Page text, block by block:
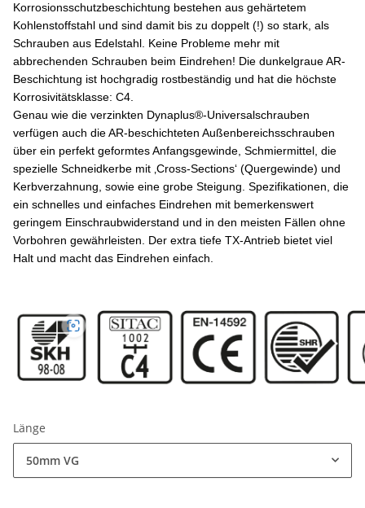
Korrosionsschutzbeschichtung bestehen aus gehärtetem
Kohlenstoffstahl und sind damit bis zu doppelt (!) so stark, als
Schrauben aus Edelstahl. Keine Probleme mehr mit
abbrechenden Schrauben beim Eindrehen! Die dunkelgraue AR-
Beschichtung ist hochgradig rostbeständig und hat die höchste
Korrosivitätsklasse: C4.
Genau wie die verzinkten Dynaplus®-Universalschrauben
verfügen auch die AR-beschichteten Außenbereichsschrauben
über ein perfekt geformtes Anfangsgewinde, Schmiermittel, die
spezielle Schneidkerbe mit ‚Cross-Sections‘ (Quergewinde) und
Kerbverzahnung, sowie eine grobe Steigung. Spezifikationen, die
ein schnelles und einfaches Eindrehen mit bemerkenswert
geringem Einschraubwiderstand und in den meisten Fällen ohne
Vorbohren gewährleisten. Der extra tiefe TX-Antrieb bietet viel
Halt und macht das Eindrehen einfach.
Länge
50mm VG